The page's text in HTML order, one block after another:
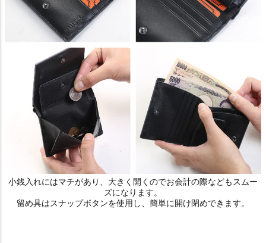
小銭入れにはマチがあり、大きく開くのでお会計の際などもスムー
ズになります。
留め具はスナップボタンを使用し、簡単に開け閉めできます。